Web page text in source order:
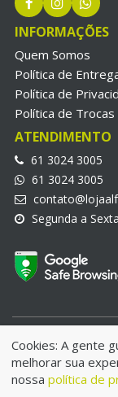
Cookies: A gente
melhorar sua
nossa política de
INFORMAÇÕES
Quem Somos
Política de
Política de
Política de
ATENDIMENTO
61 3024 3005
61 3024 3005
Segunda a
LojaAlfa.com ©
25.970.692/0001-21
IE: 07.780.006/001-
Norte- DF |